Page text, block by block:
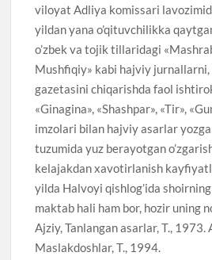
viloyat Adliya komissari
yildan yana o’qituvchilikka
o’zbek va tojik tillaridagi
Mushfiqiy» kabi hajviy jurnallarni,
gazetasini chiqarishda faol
«Ginagina», «Shashpar», «Tir»,
imzolari bilan hajviy asarlar
tuzumida yuz berayotgan
kelajakdan xavotirlanish
yilda Halvoyi qishlog’ida
maktab hali ham bor, hozir uning
Ajziy, Tanlangan asarlar, T., 1973.
Maslakdoshlar, T., 1994.